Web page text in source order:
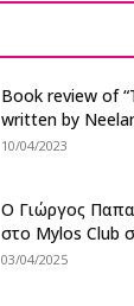
Book review of
written by
10/04/2023
Ο Γιώργος
στο Mylos Club
03/04/2025